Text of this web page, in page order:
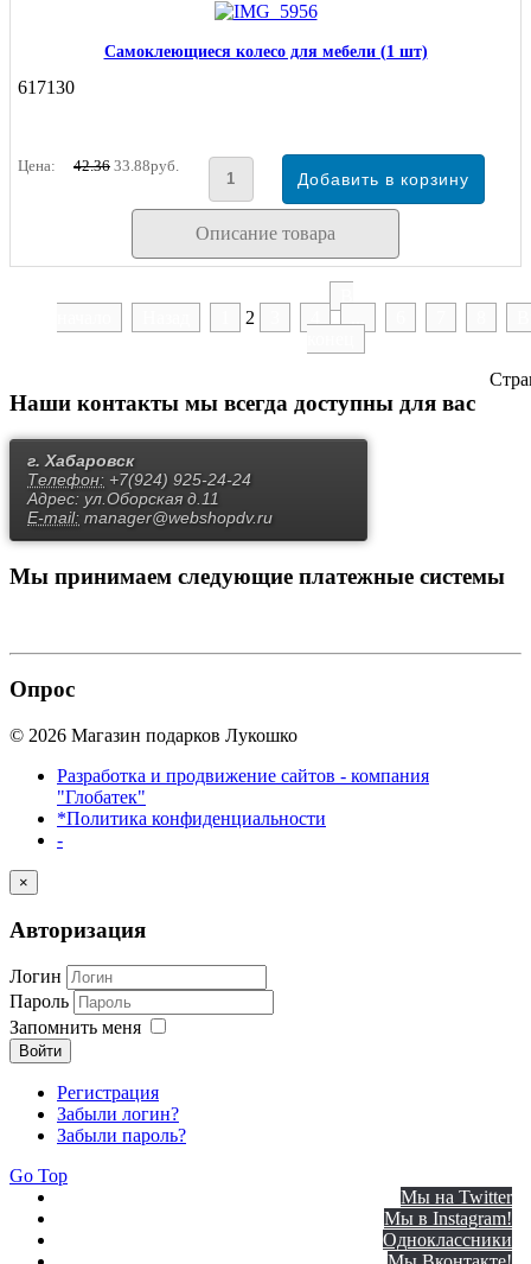
Самоклеющиеся колесо для мебели (1 шт)
617130
Цена: 42.36 33.88руб.
Описание товара
2
Наши контакты мы всегда доступны для вас
г. Хабаровск
Телефон: +7(924) 925-24-24
Адрес: ул.Оборская д.11
E-mail: manager@webshopdv.ru
Мы принимаем следующие платежные системы
Опрос
© 2026 Магазин подарков Лукошко
Разработка и продвижение сайтов - компания
"Глобатек"
*Политика конфиденциальности
-
×
Авторизация
Логин
Пароль
Запомнить меня
Войти
Регистрация
Забыли логин?
Забыли пароль?
Go Top
Мы на Twitter
Мы в Instagram!
Одноклассники